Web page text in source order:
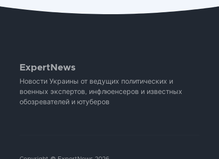
ExpertNews
Новости Украины от ведущих политических и
военных экспертов, инфлюенсеров и известных
обозревателей и ютуберов